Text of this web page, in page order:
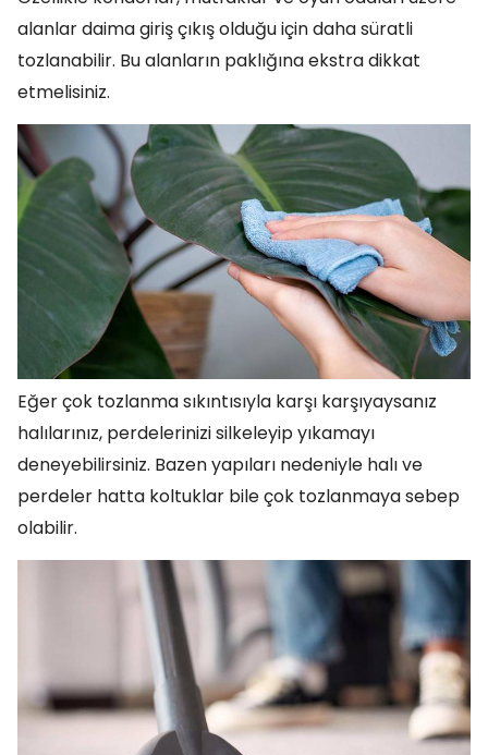
alanlar daima giriş çıkış olduğu için daha süratli
tozlanabilir. Bu alanların paklığına ekstra dikkat
etmelisiniz.
Eğer çok tozlanma sıkıntısıyla karşı karşıyaysanız
halılarınız, perdelerinizi silkeleyip yıkamayı
deneyebilirsiniz. Bazen yapıları nedeniyle halı ve
perdeler hatta koltuklar bile çok tozlanmaya sebep
olabilir.